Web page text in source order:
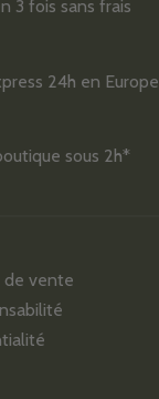
3 fois sans frais
24h en Europe
sous 2h*
de vente